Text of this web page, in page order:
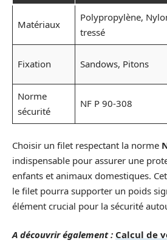
Matériaux
Polypropylène,
tressé
Fixation Sandows, Pitons
Norme
sécurité
NF P 90-308
Choisir un filet respectant la norme
indispensable pour assurer une
enfants et animaux domestiques.
le filet pourra supporter un poids
élément crucial pour la sécurité
A découvrir également : Calcul de